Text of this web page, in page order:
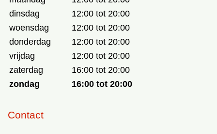
dinsdag
12:00 tot 20:00
woensdag
12:00 tot 20:00
donderdag
12:00 tot 20:00
vrijdag
12:00 tot 20:00
zaterdag
16:00 tot 20:00
zondag
16:00 tot 20:00
Contact